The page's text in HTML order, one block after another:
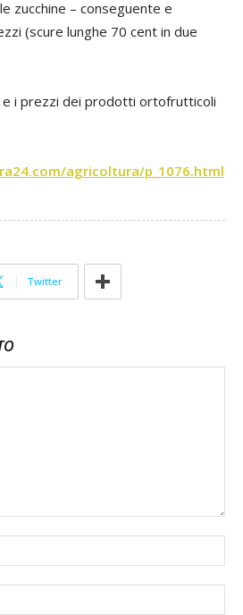
zucchine – conseguente e
(scure lunghe 70 cent in due
i prezzi dei prodotti ortofrutticoli
agricoltura/p_1076.html
Twitter